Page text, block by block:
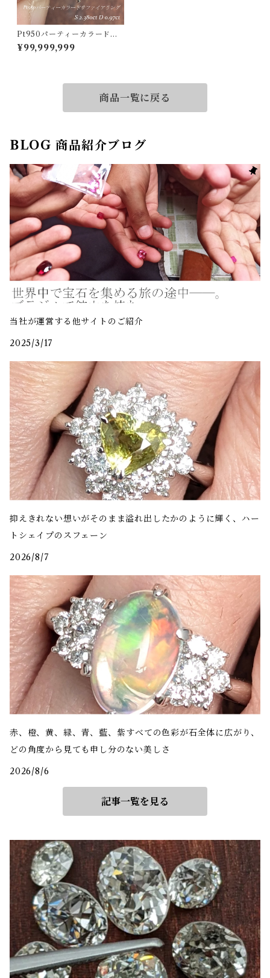
Pt950パーティーカラードサ
ファイアリング パーティーカ
ラードサファイア 2.380ct ダ
¥99,999,999
商品一覧に戻る
BLOG 商品紹介ブログ
当社が運営する他サイトのご紹介
2025/3/17
抑えきれない想いがそのまま溢れ出したかのように輝く、ハー
トシェイプのスフェーン
2026/8/7
赤、橙、黄、緑、青、藍、紫――すべての色彩が石全体に広がり、
どの角度から見ても申し分のない美しさ
2026/8/6
記事一覧を見る